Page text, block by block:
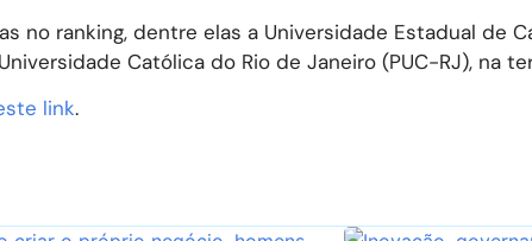
no ranking, dentre elas a Universidade Estadual de
Católica do Rio de Janeiro (PUC-RJ), na
link.